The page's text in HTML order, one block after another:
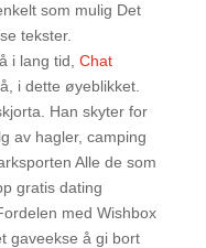
som mulig Det
tekster.
i lang tid, Chat
i dette øyeblikket.
Han sky­ter for
av hagler, camping
Alle de som
gratis dating
med Wishbox
gaveekse å gi bort